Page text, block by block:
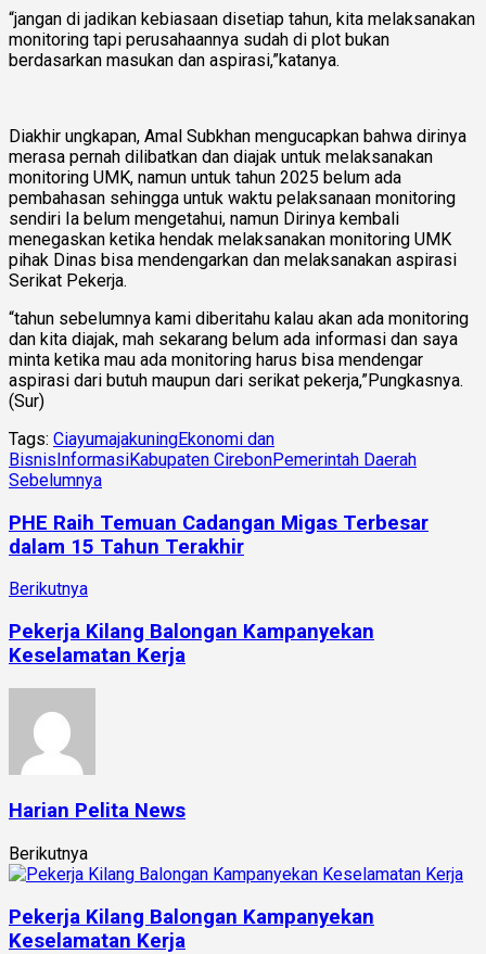
“jangan di jadikan kebiasaan disetiap tahun, kita melaksanakan
monitoring tapi perusahaannya sudah di plot bukan
berdasarkan masukan dan aspirasi,”katanya.
Diakhir ungkapan, Amal Subkhan mengucapkan bahwa dirinya
merasa pernah dilibatkan dan diajak untuk melaksanakan
monitoring UMK, namun untuk tahun 2025 belum ada
pembahasan sehingga untuk waktu pelaksanaan monitoring
sendiri Ia belum mengetahui, namun Dirinya kembali
menegaskan ketika hendak melaksanakan monitoring UMK
pihak Dinas bisa mendengarkan dan melaksanakan aspirasi
Serikat Pekerja.
“tahun sebelumnya kami diberitahu kalau akan ada monitoring
dan kita diajak, mah sekarang belum ada informasi dan saya
minta ketika mau ada monitoring harus bisa mendengar
aspirasi dari butuh maupun dari serikat pekerja,”Pungkasnya.
(Sur)
Tags: CiayumajakuningEkonomi dan
BisnisInformasiKabupaten CirebonPemerintah Daerah
Sebelumnya
PHE Raih Temuan Cadangan Migas Terbesar
dalam 15 Tahun Terakhir
Berikutnya
Pekerja Kilang Balongan Kampanyekan
Keselamatan Kerja
Harian Pelita News
Berikutnya
Pekerja Kilang Balongan Kampanyekan
Keselamatan Kerja